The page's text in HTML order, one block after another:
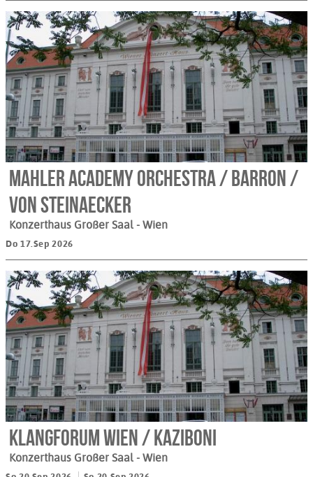
Mahler Academy Orchestra / Barron /
von Steinaecker
Konzerthaus Großer Saal - Wien
Do 17.Sep 2026
Klangforum Wien / Kaziboni
Konzerthaus Großer Saal - Wien